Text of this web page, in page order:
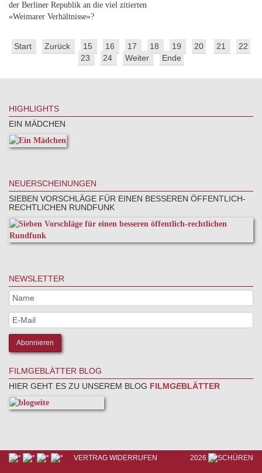
der Berliner Republik an die viel zitierten
«Weimarer Verhältnisse»?
Start Zurück 15 16 17 18 19 20 21
22
23
24 Weiter Ende
HIGHLIGHTS
EIN MÄDCHEN
NEUERSCHEINUNGEN
SIEBEN VORSCHLÄGE FÜR EINEN BESSEREN ÖFFENTLICH-
RECHTLICHEN RUNDFUNK
NEWSLETTER
FILMGEBLÄTTER BLOG
HIER GEHT ES ZU UNSEREM BLOG FILMGEBLÄTTER
VERTRAG WIDERRUFEN 2026